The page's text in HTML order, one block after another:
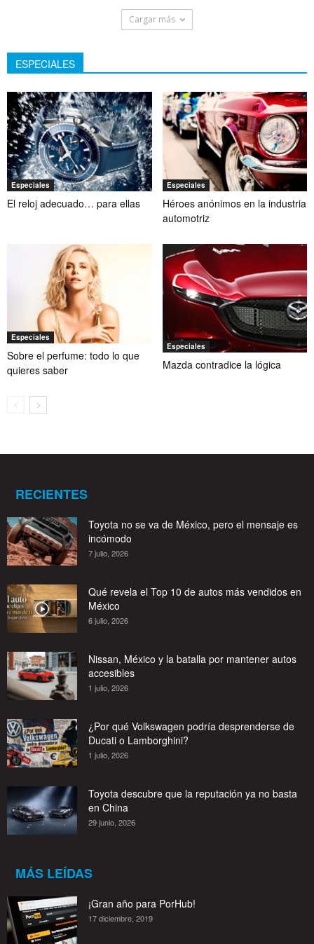
Cargar más
ESPECIALES
Especiales
El reloj adecuado… para ellas
Especiales
Héroes anónimos en la industria
automotriz
Especiales
Sobre el perfume: todo lo que
quieres saber
Especiales
Mazda contradice la lógica
RECIENTES
Toyota no se va de México, pero el mensaje es
incómodo
7 julio, 2026
Qué revela el Top 10 de autos más vendidos en
México
6 julio, 2026
Nissan, México y la batalla por mantener autos
accesibles
1 julio, 2026
¿Por qué Volkswagen podría desprenderse de
Ducati o Lamborghini?
1 julio, 2026
Toyota descubre que la reputación ya no basta
en China
29 junio, 2026
MÁS LEÍDAS
¡Gran año para PorHub!
17 diciembre, 2019